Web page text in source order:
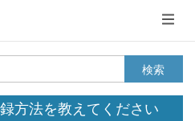
メ
ニ
ュ
ー
検索
方法を教えてください